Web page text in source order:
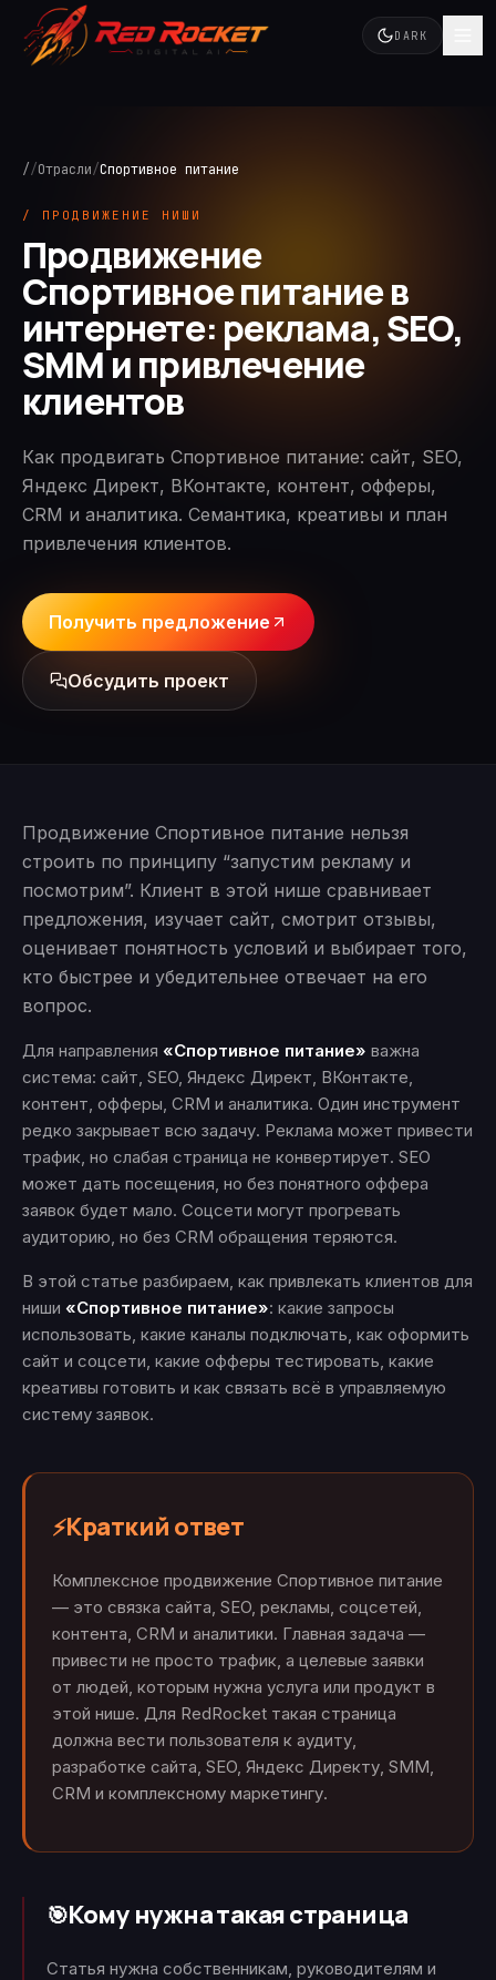
DARK
//Отрасли/Спортивное питание
/ ПРОДВИЖЕНИЕ НИШИ
Продвижение
Спортивное питание в
интернете: реклама, SEO,
SMM и привлечение
клиентов
Как продвигать Спортивное питание: сайт, SEO,
Яндекс Директ, ВКонтакте, контент, офферы,
CRM и аналитика. Семантика, креативы и план
привлечения клиентов.
Получить предложение
Обсудить проект
Продвижение Спортивное питание нельзя
строить по принципу “запустим рекламу и
посмотрим”. Клиент в этой нише сравнивает
предложения, изучает сайт, смотрит отзывы,
оценивает понятность условий и выбирает того,
кто быстрее и убедительнее отвечает на его
вопрос.
Для направления «Спортивное питание» важна
система: сайт, SEO, Яндекс Директ, ВКонтакте,
контент, офферы, CRM и аналитика. Один инструмент
редко закрывает всю задачу. Реклама может привести
трафик, но слабая страница не конвертирует. SEO
может дать посещения, но без понятного оффера
заявок будет мало. Соцсети могут прогревать
аудиторию, но без CRM обращения теряются.
В этой статье разбираем, как привлекать клиентов для
ниши «Спортивное питание»: какие запросы
использовать, какие каналы подключать, как оформить
сайт и соцсети, какие офферы тестировать, какие
креативы готовить и как связать всё в управляемую
систему заявок.
⚡Краткий ответ
Комплексное продвижение Спортивное питание
— это связка сайта, SEO, рекламы, соцсетей,
контента, CRM и аналитики. Главная задача —
привести не просто трафик, а целевые заявки
от людей, которым нужна услуга или продукт в
этой нише. Для RedRocket такая страница
должна вести пользователя к аудиту,
разработке сайта, SEO, Яндекс Директу, SMM,
CRM и комплексному маркетингу.
🎯Кому нужна такая страница
Статья нужна собственникам, руководителям и